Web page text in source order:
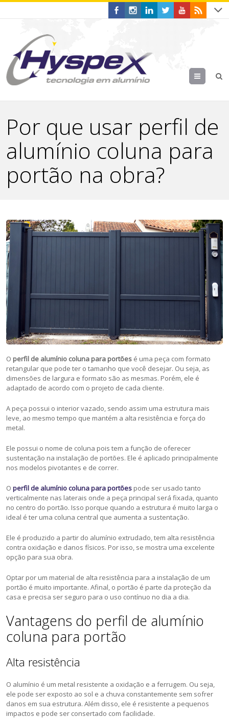
Menu
Por que usar perfil de
alumínio coluna para
portão na obra?
O perfil de alumínio coluna para portões é uma peça com formato
retangular que pode ter o tamanho que você desejar. Ou seja, as
dimensões de largura e formato são as mesmas. Porém, ele é
adaptado de acordo com o projeto de cada cliente.
A peça possui o interior vazado, sendo assim uma estrutura mais
leve, ao mesmo tempo que mantém a alta resistência e força do
metal.
Ele possui o nome de coluna pois tem a função de oferecer
sustentação na instalação de portões. Ele é aplicado principalmente
nos modelos pivotantes e de correr.
Operfil de alumínio coluna para portões pode ser usado tanto
verticalmente nas laterais onde a peça principal será fixada, quanto
no centro do portão. Isso porque quando a estrutura é muito larga o
ideal é ter uma coluna central que aumenta a sustentação.
Ele é produzido a partir do alumínio extrudado, tem alta resistência
contra oxidação e danos físicos. Por isso, se mostra uma excelente
opção para sua obra.
Optar por um material de alta resistência para a instalação de um
portão é muito importante. Afinal, o portão é parte da proteção da
casa e precisa ser seguro para o uso contínuo no dia a dia.
Vantagens do perfil de alumínio
coluna para portão
Alta resistência
O alumínio é um metal resistente a oxidação e a ferrugem. Ou seja,
ele pode ser exposto ao sol e a chuva constantemente sem sofrer
danos em sua estrutura. Além disso, ele é resistente a pequenos
impactos e pode ser consertado com facilidade.